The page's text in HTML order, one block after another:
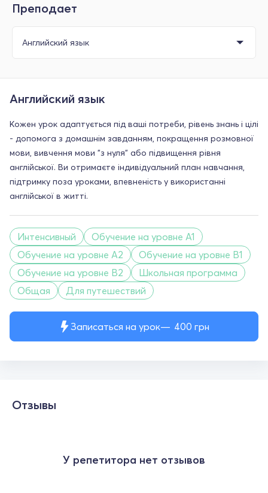
Преподает
Записаться на урок 400 грн
Английский язык
Кожен урок адаптується під ваші потреби, рівень знань і цілі
- допомога з домашнім завданням, покращення розмовної
мови, вивчення мови "з нуля" або підвищення рівня
англійської. Ви отримаєте індивідуальний план навчання,
підтримку поза уроками, впевненість у використанні
англійської в житті.
Интенсивный
Обучение на уровне A1
Обучение на уровне A2
Обучение на уровне B1
Обучение на уровне B2
Школьная программа
Общая
Для путешествий
Отзывы
У репетитора нет отзывов